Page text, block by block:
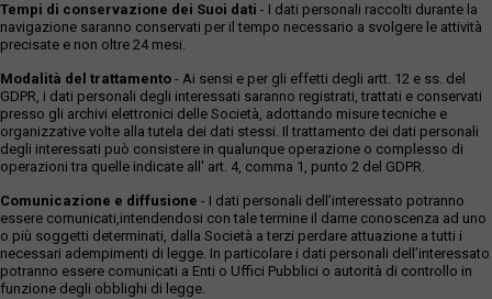
Tempi di conservazione dei Suoi dati - I dati personali raccolti durante la
navigazione saranno conservati per il tempo necessario a svolgere le attività
precisate e non oltre 24 mesi.
Modalità del trattamento - Ai sensi e per gli effetti degli artt. 12 e ss. del
GDPR, i dati personali degli interessati saranno registrati, trattati e conservati
presso gli archivi elettronici delle Società, adottando misure tecniche e
organizzative volte alla tutela dei dati stessi. Il trattamento dei dati personali
degli interessati può consistere in qualunque operazione o complesso di
operazioni tra quelle indicate all' art. 4, comma 1, punto 2 del GDPR.
Comunicazione e diffusione - I dati personali dell’interessato potranno
essere comunicati,intendendosi con tale termine il darne conoscenza ad uno
o più soggetti determinati, dalla Società a terzi perdare attuazione a tutti i
necessari adempimenti di legge. In particolare i dati personali dell’interessato
potranno essere comunicati a Enti o Uffici Pubblici o autorità di controllo in
funzione degli obblighi di legge.